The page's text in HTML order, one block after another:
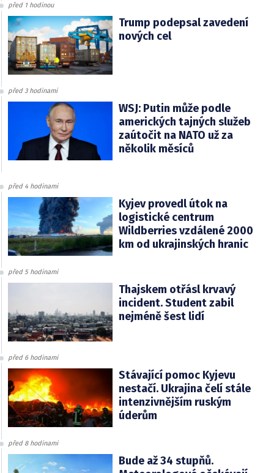
před 1 hodinou
Trump podepsal zavedení
nových cel
před 3 hodinami
WSJ: Putin může podle
amerických tajných služeb
zaútočit na NATO už za
několik měsíců
před 4 hodinami
Kyjev provedl útok na
logistické centrum
Wildberries vzdálené 2000
km od ukrajinských hranic
před 5 hodinami
Thajskem otřásl krvavý
incident. Student zabil
nejméně šest lidí
před 6 hodinami
Stávající pomoc Kyjevu
nestačí. Ukrajina čelí stále
intenzivnějším ruským
úderům
před 8 hodinami
Bude až 34 stupňů.